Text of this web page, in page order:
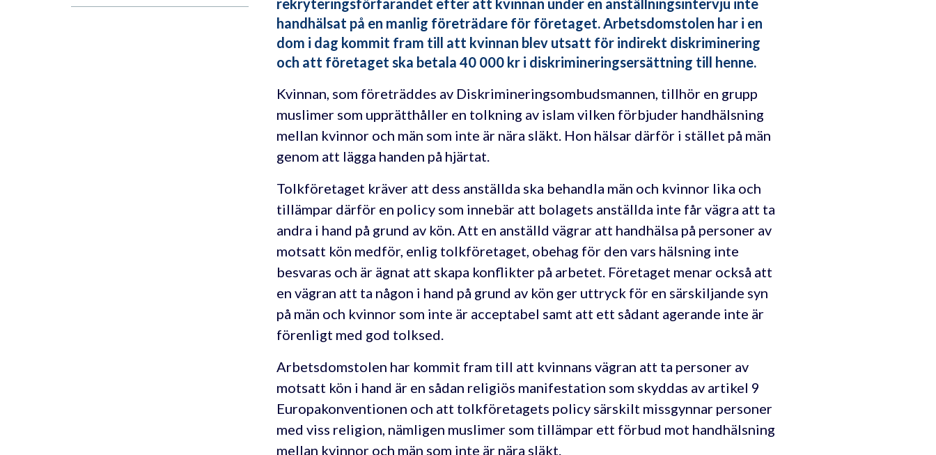
rekryteringsförfarandet efter att kvinnan under en anställningsintervju inte
handhälsat på en manlig företrädare för företaget. Arbetsdomstolen har i en
dom i dag kommit fram till att kvinnan blev utsatt för indirekt diskriminering
och att företaget ska betala 40 000 kr i diskrimineringsersättning till henne.
Kvinnan, som företräddes av Diskrimineringsombudsmannen, tillhör en grupp
muslimer som upprätthåller en tolkning av islam vilken förbjuder handhälsning
mellan kvinnor och män som inte är nära släkt. Hon hälsar därför i stället på män
genom att lägga handen på hjärtat.
Tolkföretaget kräver att dess anställda ska behandla män och kvinnor lika och
tillämpar därför en policy som innebär att bolagets anställda inte får vägra att ta
andra i hand på grund av kön. Att en anställd vägrar att handhälsa på personer av
motsatt kön medför, enlig tolkföretaget, obehag för den vars hälsning inte
besvaras och är ägnat att skapa konflikter på arbetet. Företaget menar också att
en vägran att ta någon i hand på grund av kön ger uttryck för en särskiljande syn
på män och kvinnor som inte är acceptabel samt att ett sådant agerande inte är
förenligt med god tolksed.
Arbetsdomstolen har kommit fram till att kvinnans vägran att ta personer av
motsatt kön i hand är en sådan religiös manifestation som skyddas av artikel 9
Europakonventionen och att tolkföretagets policy särskilt missgynnar personer
med viss religion, nämligen muslimer som tillämpar ett förbud mot handhälsning
mellan kvinnor och män som inte är nära släkt.